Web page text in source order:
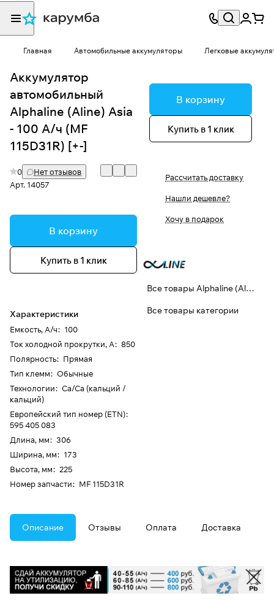
Главная Автомобильные аккумуляторы Легковые
Аккумулятор
автомобильный
Alphaline (Aline) Asia
- 100 А/ч (MF
115D31R) [+-]
0
Нет отзывов
Арт. 14057
В корзину
Купить в 1 клик
Характеристики
Емкость, А/ч: 100
Ток холодной прокрутки, А: 850
Полярность: Прямая
Тип клемм: Обычные
Технологии: Ca/Ca (кальций /
кальций)
Европейский тип номер (ETN):
595 405 083
Длина, мм: 306
Ширина, мм: 173
Высота, мм: 225
Номер запчасти: MF 115D31R
В корзину
Купить в 1 клик
Рассчитать доставку
Нашли дешевле?
Хочу в подарок
Все товары Alphaline (Aline)
Все товары категории
Описание Отзывы Оплата Доставка